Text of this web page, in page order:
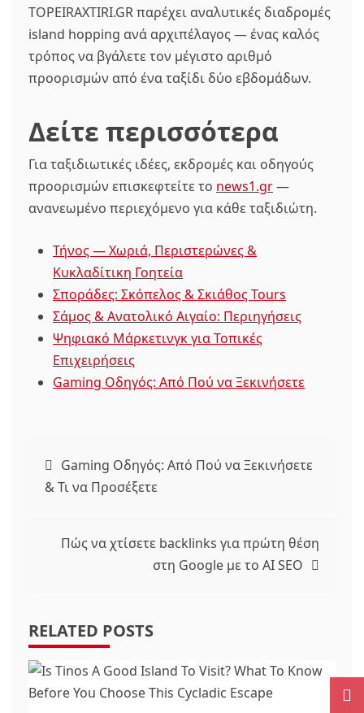
TOPEIRAXTIRI.GR παρέχει αναλυτικές διαδρομές
island hopping ανά αρχιπέλαγος — ένας καλός
τρόπος να βγάλετε τον μέγιστο αριθμό
προορισμών από ένα ταξίδι δύο εβδομάδων.
Δείτε περισσότερα
Για ταξιδιωτικές ιδέες, εκδρομές και οδηγούς
προορισμών επισκεφτείτε το news1.gr—
ανανεωμένο περιεχόμενο για κάθε ταξιδιώτη.
Τήνος — Χωριά, Περιστερώνες &
Κυκλαδίτικη Γοητεία
Σποράδες: Σκόπελος & Σκιάθος Tours
Σάμος & Ανατολικό Αιγαίο: Περιηγήσεις
Ψηφιακό Μάρκετινγκ για Τοπικές
Επιχειρήσεις
Gaming Οδηγός: Από Πού να Ξεκινήσετε
Πλοήγηση
άρθρων
Gaming Οδηγός: Από Πού να Ξεκινήσετε
& Τι να Προσέξετε
Πώς να χτίσετε backlinks για πρώτη θέση
στη Google με το AI SEO
RELATED POSTS